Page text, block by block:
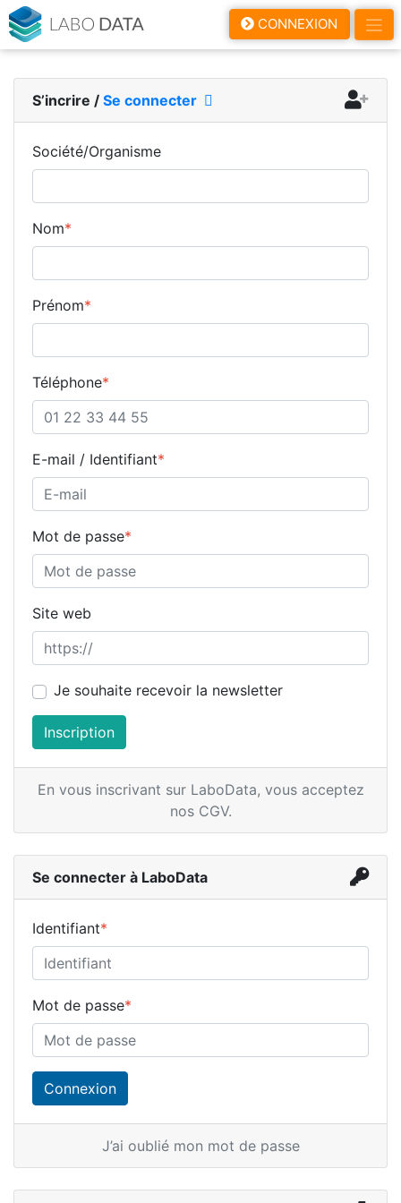
CONNEXION
S’incrire / Se connecter
Société/Organisme
Nom*
Prénom*
Téléphone*
E-mail / Identifiant*
Mot de passe*
Site web
Je souhaite recevoir la newsletter
Inscription
En vous inscrivant sur LaboData, vous acceptez
nos CGV.
Se connecter à LaboData
Identifiant*
Mot de passe*
J’ai oublié mon mot de passe